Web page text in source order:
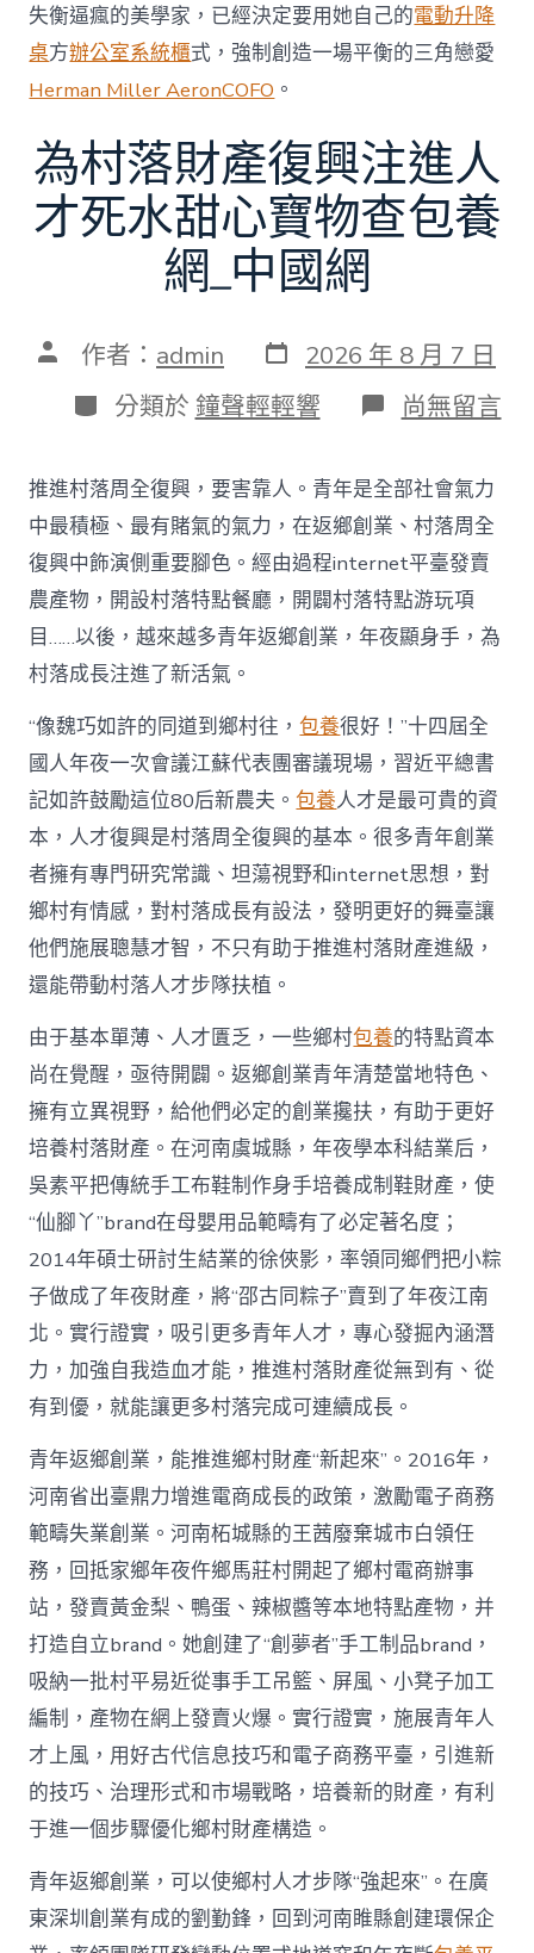
失衡逼瘋的美學家，已經決定要用她自己的電動升降
桌方辦公室系統櫃式，強制創造一場平衡的三角戀愛
Herman Miller AeronCOFO 。
為村落財產復興注進人
才死水甜心寶物查包養
網_中國網
文 作者： admin 發
表
日
期
2026 年 8 月 7 日
分
類
分類於 鐘聲輕輕響 在
〈為
落
財
產
復
興
注
進
人
水
甜
心
寶
物
查
包
養
網
_
中
中
尚無留言
推進村落周全復興，要害靠人。青年是全部社會氣力
中最積極、最有賭氣的氣力，在返鄉創業、村落周全
復興中飾演側重要腳色。經由過程internet平臺發賣
農產物，開設村落特點餐廳，開闢村落特點游玩項
目……以後，越來越多青年返鄉創業，年夜顯身手，為
村落成長注進了新活氣。
“像魏巧如許的同道到鄉村往，包養很好！”十四屆全
國人年夜一次會議江蘇代表團審議現場，習近平總書
記如許鼓勵這位80后新農夫。包養人才是最可貴的資
本，人才復興是村落周全復興的基本。很多青年創業
者擁有專門研究常識、坦蕩視野和internet思想，對
鄉村有情感，對村落成長有設法，發明更好的舞臺讓
他們施展聰慧才智，不只有助于推進村落財產進級，
還能帶動村落人才步隊扶植。
由于基本單薄、人才匱乏，一些鄉村包養的特點資本
尚在覺醒，亟待開闢。返鄉創業青年清楚當地特色、
擁有立異視野，給他們必定的創業攙扶，有助于更好
培養村落財產。在河南虞城縣，年夜學本科結業后，
吳素平把傳統手工布鞋制作身手培養成制鞋財產，使
“仙腳丫”brand在母嬰用品範疇有了必定著名度；
2014年碩士研討生結業的徐俠影，率領同鄉們把小粽
子做成了年夜財產，將“邵古同粽子”賣到了年夜江南
北。實行證實，吸引更多青年人才，專心發掘內涵潛
力，加強自我造血才能，推進村落財產從無到有、從
有到優，就能讓更多村落完成可連續成長。
青年返鄉創業，能推進鄉村財產“新起來”。2016年，
河南省出臺鼎力增進電商成長的政策，激勵電子商務
範疇失業創業。河南柘城縣的王茜廢棄城市白領任
務，回抵家鄉年夜仵鄉馬莊村開起了鄉村電商辦事
站，發賣黃金梨、鴨蛋、辣椒醬等本地特點產物，并
打造自立brand。她創建了“創夢者”手工制品brand，
吸納一批村平易近從事手工吊籃、屏風、小凳子加工
編制，產物在網上發賣火爆。實行證實，施展青年人
才上風，用好古代信息技巧和電子商務平臺，引進新
的技巧、治理形式和市場戰略，培養新的財產，有利
于進一個步驟優化鄉村財產構造。
青年返鄉創業，可以使鄉村人才步隊“強起來”。在廣
東深圳創業有成的劉勤鋒，回到河南睢縣創建環保企